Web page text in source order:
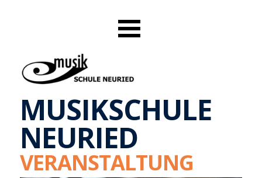
MUSIKSCHULE
NEURIED
VERANSTALTUNG